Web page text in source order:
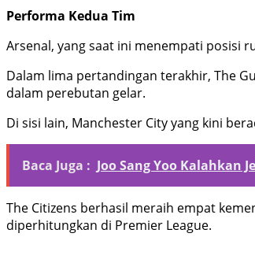
Performa Kedua Tim
Arsenal, yang saat ini menempati posisi
Dalam lima pertandingan terakhir, The
dalam perebutan gelar.
Di sisi lain, Manchester City yang kini
Baca Juga : Joo Sang Yoo Kalahkan
The Citizens berhasil meraih empat
diperhitungkan di Premier League.